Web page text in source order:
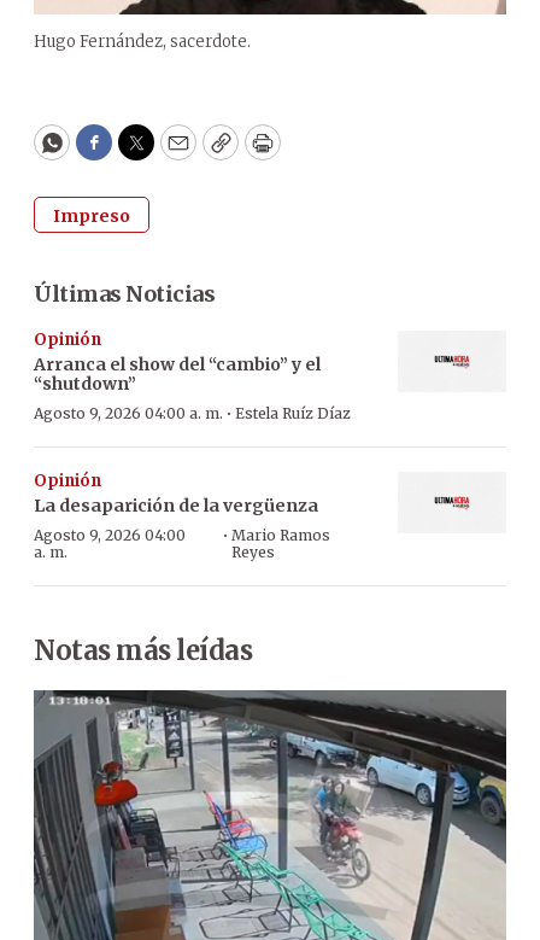
Hugo Fernández, sacerdote.
WhatsApp
Facebook
Twitter
EmailCopyPrint
Impreso
Últimas Noticias
Opinión
Arranca el show del “cambio” y el
“shutdown”
Agosto 9, 2026 04:00 a. m. · Estela Ruíz Díaz
Opinión
La desaparición de la vergüenza
Agosto 9, 2026 04:00
a. m.
· Mario Ramos
Reyes
Notas más leídas